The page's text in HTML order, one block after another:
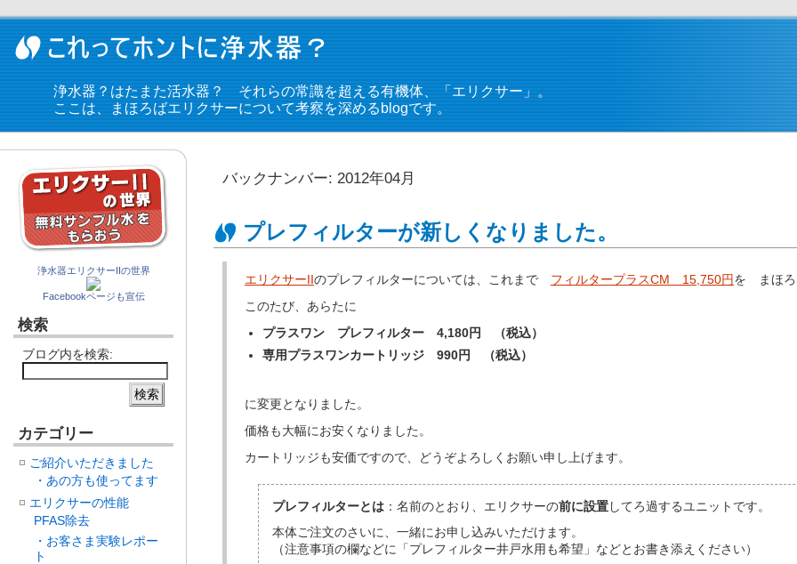
浄水器？はたまた活水器？ それらの常識を超える有機体、「エリクサー」。
ここは、まほろばエリクサーについて考察を深めるblogです。
バックナンバー: 2012年04月
プレフィルターが新しくなりました。
エリクサーIIのプレフィルターについては、これまで フィルタープラスCM 15,750円を まほろ
このたび、あらたに
プラスワン プレフィルター 4,180円 （税込）
専用プラスワンカートリッジ 990円 （税込）
に変更となりました。
価格も大幅にお安くなりました。
カートリッジも安価ですので、どうぞよろしくお願い申し上げます。
プレフィルターとは ：名前のとおり、エリクサーの前に設置してろ過するユニットです。
本体ご注文のさいに、一緒にお申し込みいただけます。
（注意事項の欄などに「プレフィルター井戸水用も希望」などとお書き添えください）
浄水器エリクサーIIの世界
Facebookページも宣伝
検索
ブログ内を検索:
カテゴリー
ご紹介いただきました
・あの方も使ってます
エリクサーの性能
PFAS除去
・お客さま実験レポー
ト